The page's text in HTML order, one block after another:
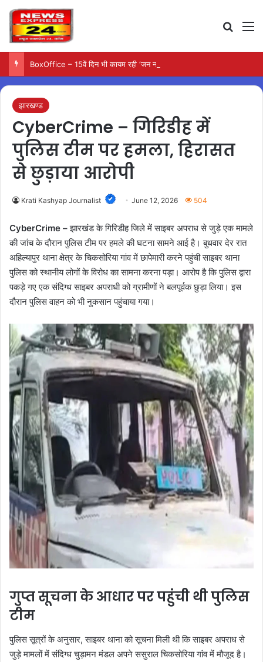
झारखण्ड
CyberCrime – गिरिडीह में
पुलिस टीम पर हमला, हिरासत
से छुड़ाया आरोपी
Krati Kashyap Journalist June 12, 2026 504
CyberCrime –झारखंड के गिरिडीह जिले में साइबर अपराध से जुड़े एक मामले
की जांच के दौरान पुलिस टीम पर हमले की घटना सामने आई है। बुधवार देर रात
अहिल्यापुर थाना क्षेत्र के चिकसोरिया गांव में छापेमारी करने पहुंची साइबर थाना
पुलिस को स्थानीय लोगों के विरोध का सामना करना पड़ा। आरोप है कि पुलिस द्वारा
पकड़े गए एक संदिग्ध साइबर अपराधी को ग्रामीणों ने बलपूर्वक छुड़ा लिया। इस
दौरान पुलिस वाहन को भी नुकसान पहुंचाया गया।
गुप्त सूचना के आधार पर पहुंची थी पुलिस
टीम
पुलिस सूत्रों के अनुसार, साइबर थाना को सूचना मिली थी कि साइबर अपराध से
जुड़े मामलों में संदिग्ध चुड़ामन मंडल अपने ससुराल चिकसोरिया गांव में मौजूद है।